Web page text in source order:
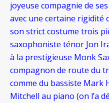
joyeuse compagnie de
avec une certaine rigidité
son strict costume trois
saxophoniste ténor Jon
à la prestigieuse Monk
compagnon de route du
comme du bassiste Mark
Mitchell au piano (on l’a